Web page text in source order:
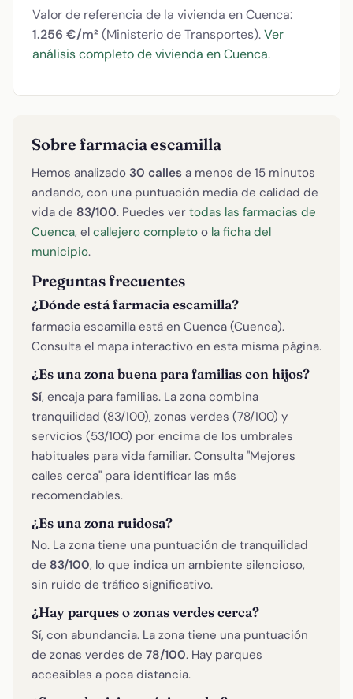
Valor de referencia de la vivienda en Cuenca:
1.256 €/m² (Ministerio de Transportes).Ver
análisis completo de vivienda en Cuenca.
Sobre farmacia escamilla
Hemos analizado 30 calles a menos de 15 minutos
andando, con una puntuación media de calidad de
vida de 83/100. Puedes ver todas las farmacias de
Cuenca, el callejero completo o la ficha del
municipio.
Preguntas frecuentes
¿Dónde está farmacia escamilla?
farmacia escamilla está en Cuenca (Cuenca).
Consulta el mapa interactivo en esta misma página.
¿Es una zona buena para familias con hijos?
Sí, encaja para familias. La zona combina
tranquilidad (83/100), zonas verdes (78/100) y
servicios (53/100) por encima de los umbrales
habituales para vida familiar. Consulta "Mejores
calles cerca" para identificar las más
recomendables.
¿Es una zona ruidosa?
No. La zona tiene una puntuación de tranquilidad
de 83/100, lo que indica un ambiente silencioso,
sin ruido de tráfico significativo.
¿Hay parques o zonas verdes cerca?
Sí, con abundancia. La zona tiene una puntuación
de zonas verdes de 78/100. Hay parques
accesibles a poca distancia.